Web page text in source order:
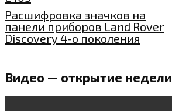
Расшифровка значков на
панели приборов Land Rover
Discovery 4-о поколения
Видео — открытие недели